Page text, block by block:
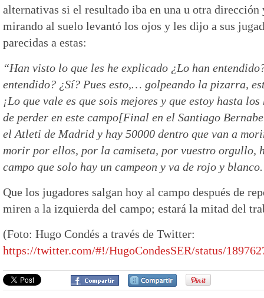
alternativas si el resultado iba en una u otra dirección
mirando al suelo levantó los ojos y les dijo a sus
parecidas a estas:
“Han visto lo que les he explicado ¿Lo han
entendido? ¿Sí? Pues esto,… golpeando la pizarra,
¡Lo que vale es que sois mejores y que estoy hasta
de perder en este campo[Final en el Santiago
el Atleti de Madrid y hay 50000 dentro que van a
morir por ellos, por la camiseta, por vuestro orgullo,
campo que solo hay un campeon y va de rojo y
Que los jugadores salgan hoy al campo después de
miren a la izquierda del campo; estará la mitad del
(Foto: Hugo Condés a través de Twitter:
https://twitter.com/#!/HugoCondesSER/status/